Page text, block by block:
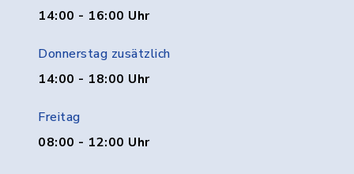
14:00 - 16:00 Uhr
Donnerstag zusätzlich
14:00 - 18:00 Uhr
Freitag
08:00 - 12:00 Uhr